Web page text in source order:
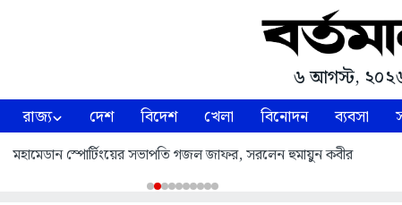
৬ আগস্ট,
রাজ্য দেশ বিদেশ খেলা বিনোদন ব্যবসা
৩০ লক্ষ মানুষ কর্মসূচিতে যোগ দিতে চেয়েছেন: মুখ্যমন্ত্রী